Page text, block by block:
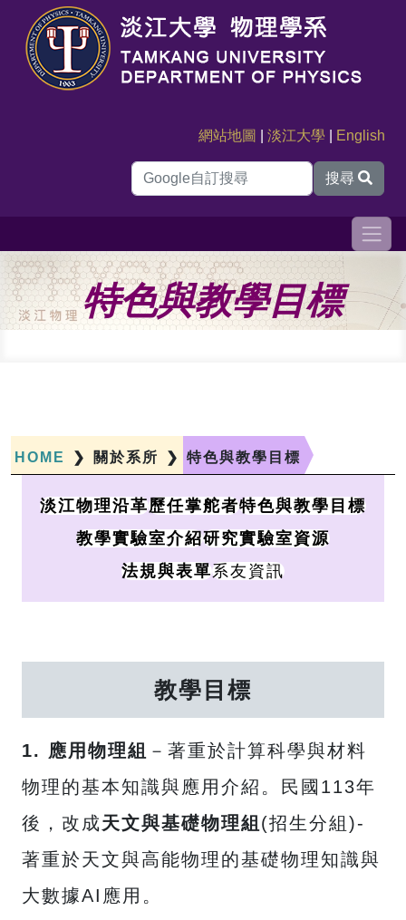
網站地圖 |淡江大學 English
搜尋
特色與教學目標
HOME ❯ 關於系所 ❯ 特色與教學目標
淡江物理沿革歷任掌舵者特色與教學目標
教學實驗室介紹研究實驗室資源
法規與表單系友資訊
教學目標
1. 應用物理組 －著重於計算科學與材料
物理的基本知識與應用介紹。民國113年
後，改成天文與基礎物理組 (招生分組)-
著重於天文與高能物理的基礎物理知識與
大數據AI應用。